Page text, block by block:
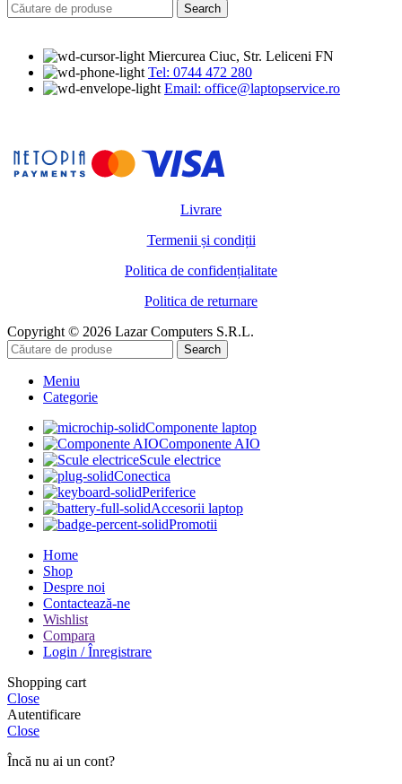
Search
Miercurea Ciuc, Str. Leliceni FN
Tel: 0744 472 280
Email: office@laptopservice.ro
Livrare
Termenii și condiții
Politica de confidențialitate
Politica de returnare
Copyright © 2026 Lazar Computers S.R.L.
Search
Meniu
Categorie
Componente laptop
Componente AIO
Scule electrice
Conectica
Periferice
Accesorii laptop
Promotii
Home
Shop
Despre noi
Contactează-ne
Wishlist
Compara
Login / Înregistrare
Shopping cart
Close
Autentificare
Close
Încă nu ai un cont?